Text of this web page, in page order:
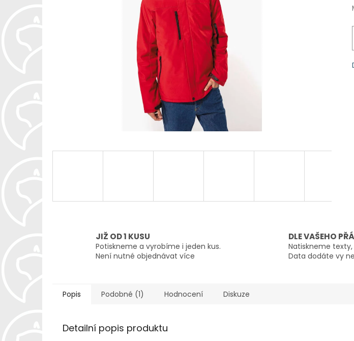
JIŽ OD 1 KUSU
Potiskneme a vyrobíme i jeden kus.
Není nutné objednávat více
DLE VAŠEHO
Natiskneme
Data dodáte vy
Popis Podobné (1) Hodnocení Diskuze
Detailní popis produktu